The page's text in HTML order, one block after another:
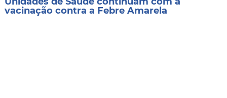
vacinação contra a Febre Amarela